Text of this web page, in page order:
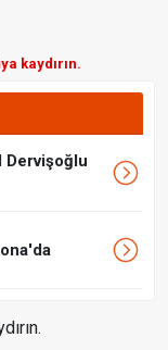
kaydırın.
Dervişoğlu